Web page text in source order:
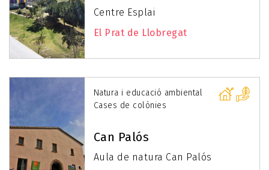
Centre Esplai
El Prat de Llobregat
Natura i educació ambiental
Cases de colònies
Can Palós
Aula de natura Can Palós